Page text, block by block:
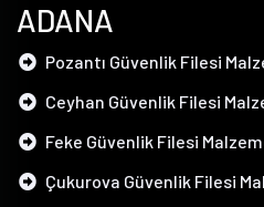
ADANA
Pozantı Güvenlik Filesi
Ceyhan Güvenlik Filesi
Feke Güvenlik Filesi
Çukurova Güvenlik Filesi